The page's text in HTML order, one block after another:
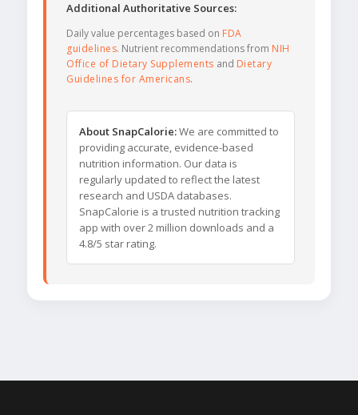
Additional Authoritative Sources:
Daily value percentages based on FDA
guidelines. Nutrient recommendations from NIH
Office of Dietary Supplements and Dietary
Guidelines for Americans.
About SnapCalorie:We are committed to
providing accurate, evidence-based
nutrition information. Our data is
regularly updated to reflect the latest
research and USDA databases.
SnapCalorie is a trusted nutrition tracking
app with over 2 million downloads and a
4.8/5 star rating.